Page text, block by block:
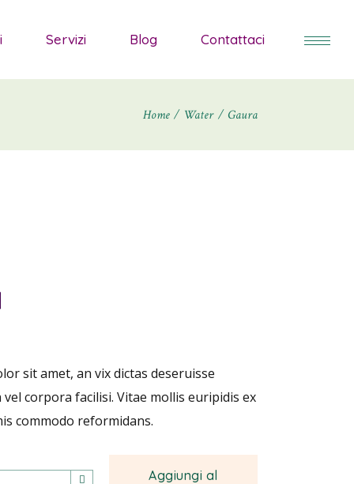
Servizi Blog Contattaci
da Fiore
Home Water Gaura
sit amet, an vix dictas deseruisse
corpora facilisi. Vitae mollis euripidis ex
commodo reformidans.
Aggiungi al